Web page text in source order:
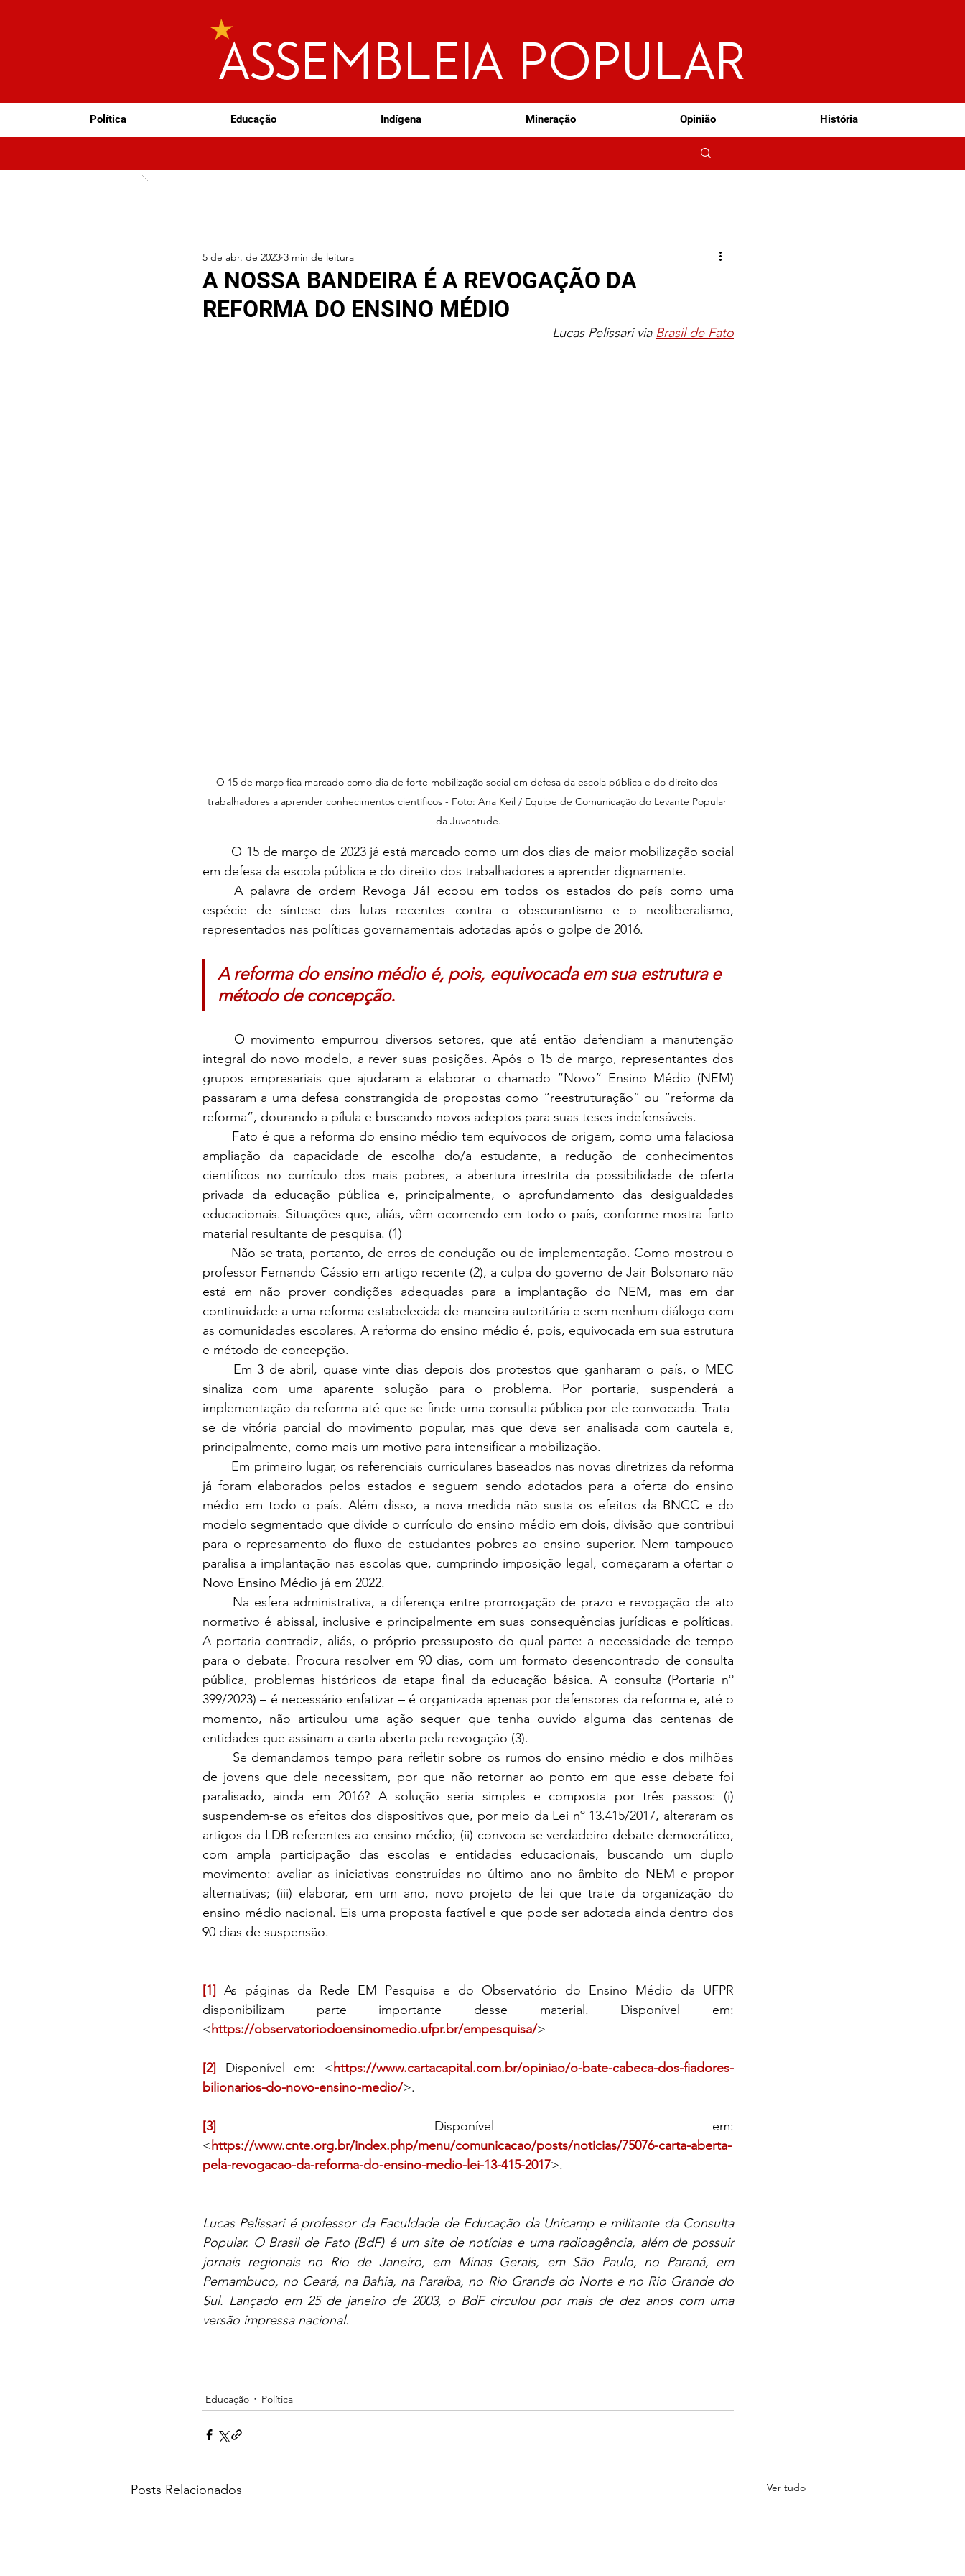
ASSEMBLEIA POPULAR
Política Educação Indígena Mineração Opinião História
A NOSSA BANDEIRA É A REVOGAÇÃO DA
REFORMA DO ENSINO MÉDIO
5 de abr. de 2023 3 min de leitura
Lucas Pelissari via Brasil de Fato
O 15 de março fica marcado como dia de forte mobilização social em defesa da escola pública e do direito dos
trabalhadores a aprender conhecimentos científicos - Foto: Ana Keil / Equipe de Comunicação do Levante Popular
da Juventude.
em defesa da escola pública e do direito dos trabalhadores a aprender dignamente.
	A palavra de ordem Revoga Já! ecoou em todos os estados do país como uma
espécie de síntese das lutas recentes contra o obscurantismo e o neoliberalismo,
representados nas políticas governamentais adotadas após o golpe de 2016.
A reforma do ensino médio é, pois, equivocada em sua estrutura e
método de concepção.
integral do novo modelo, a rever suas posições. Após o 15 de março, representantes dos
grupos empresariais que ajudaram a elaborar o chamado “Novo” Ensino Médio (NEM)
passaram a uma defesa constrangida de propostas como “reestruturação” ou “reforma da
reforma”, dourando a pílula e buscando novos adeptos para suas teses indefensáveis.
ampliação da capacidade de escolha do/a estudante, a redução de conhecimentos
científicos no currículo dos mais pobres, a abertura irrestrita da possibilidade de oferta
privada da educação pública e, principalmente, o aprofundamento das desigualdades
educacionais. Situações que, aliás, vêm ocorrendo em todo o país, conforme mostra farto
material resultante de pesquisa. (1)
professor Fernando Cássio em artigo recente (2), a culpa do governo de Jair Bolsonaro não
está em não prover condições adequadas para a implantação do NEM, mas em dar
continuidade a uma reforma estabelecida de maneira autoritária e sem nenhum diálogo com
as comunidades escolares. A reforma do ensino médio é, pois, equivocada em sua estrutura
e método de concepção.
sinaliza com uma aparente solução para o problema. Por portaria, suspenderá a
implementação da reforma até que se finde uma consulta pública por ele convocada. Trata-
se de vitória parcial do movimento popular, mas que deve ser analisada com cautela e,
principalmente, como mais um motivo para intensificar a mobilização.
já foram elaborados pelos estados e seguem sendo adotados para a oferta do ensino
médio em todo o país. Além disso, a nova medida não susta os efeitos da BNCC e do
modelo segmentado que divide o currículo do ensino médio em dois, divisão que contribui
para o represamento do fluxo de estudantes pobres ao ensino superior. Nem tampouco
paralisa a implantação nas escolas que, cumprindo imposição legal, começaram a ofertar o
Novo Ensino Médio já em 2022.
normativo é abissal, inclusive e principalmente em suas consequências jurídicas e políticas.
A portaria contradiz, aliás, o próprio pressuposto do qual parte: a necessidade de tempo
para o debate. Procura resolver em 90 dias, com um formato desencontrado de consulta
pública, problemas históricos da etapa final da educação básica. A consulta (Portaria nº
399/2023) – é necessário enfatizar – é organizada apenas por defensores da reforma e, até o
momento, não articulou uma ação sequer que tenha ouvido alguma das centenas de
entidades que assinam a carta aberta pela revogação (3).
de jovens que dele necessitam, por que não retornar ao ponto em que esse debate foi
paralisado, ainda em 2016? A solução seria simples e composta por três passos: (i)
suspendem-se os efeitos dos dispositivos que, por meio da Lei nº 13.415/2017, alteraram os
artigos da LDB referentes ao ensino médio; (ii) convoca-se verdadeiro debate democrático,
com ampla participação das escolas e entidades educacionais, buscando um duplo
movimento: avaliar as iniciativas construídas no último ano no âmbito do NEM e propor
alternativas; (iii) elaborar, em um ano, novo projeto de lei que trate da organização do
ensino médio nacional. Eis uma proposta factível e que pode ser adotada ainda dentro dos
90 dias de suspensão.
[1] As páginas da Rede EM Pesquisa e do Observatório do Ensino Médio da UFPR
disponibilizam parte importante desse material. Disponível em:
<https://observatoriodoensinomedio.ufpr.br/empesquisa/>
[2] Disponível em: <https://www.cartacapital.com.br/opiniao/o-bate-cabeca-dos-fiadores-
bilionarios-do-novo-ensino-medio/>.
[3] Disponível em:
<https://www.cnte.org.br/index.php/menu/comunicacao/posts/noticias/75076-carta-aberta-
pela-revogacao-da-reforma-do-ensino-medio-lei-13-415-2017>.
Lucas Pelissari é professor da Faculdade de Educação da Unicamp e militante da Consulta
Popular. O Brasil de Fato (BdF) é um site de notícias e uma radioagência, além de possuir
jornais regionais no Rio de Janeiro, em Minas Gerais, em São Paulo, no Paraná, em
Pernambuco, no Ceará, na Bahia, na Paraíba, no Rio Grande do Norte e no Rio Grande do
Sul. Lançado em 25 de janeiro de 2003, o BdF circulou por mais de dez anos com uma
versão impressa nacional.
Educação Política
Posts Relacionados Ver tudo